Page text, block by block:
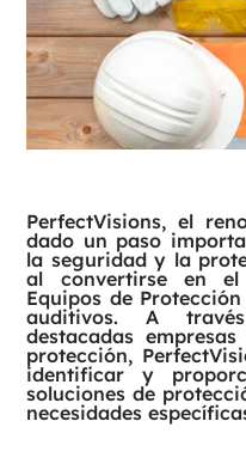
PerfectVisions, el
dado un paso
la seguridad y la
al convertirse en
Equipos de
auditivos. A
destacadas
protección,
identificar y
soluciones de
necesidades